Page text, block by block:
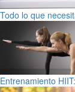
Todo lo que
Entrenamiento